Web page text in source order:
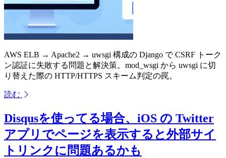
AWS ELB → Apache2 → uwsgi 構成の Django で CSRF トーク
ン認証に失敗する問題と解決策。mod_wsgi から uwsgi に切
り替えた際の HTTP/HTTPS スキーム判定の罠。
読む
Disqusを使ってる場合、iOS の Twitter
アプリでページを表示すると外部サイ
トリンクに問題あるかも